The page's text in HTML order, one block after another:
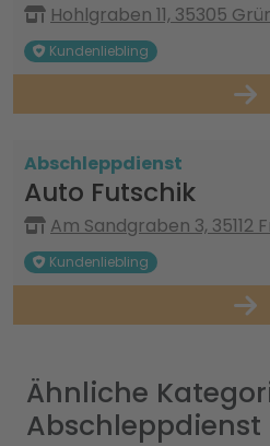
Hohlgraben 11, 35305
Kundenliebling
Abschleppdienst
Auto Futschik
Am Sandgraben 3, 35112
Kundenliebling
Ähnliche
Abschleppdienst